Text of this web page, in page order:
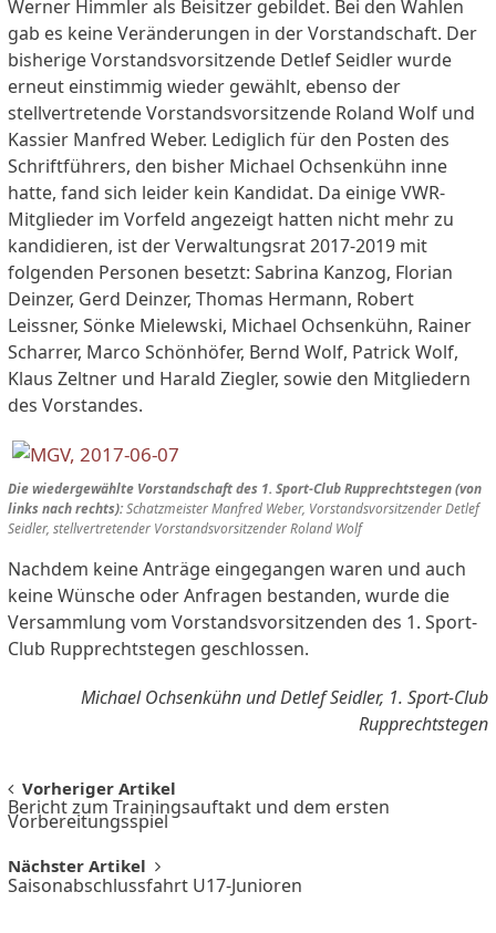
Werner Himmler als Beisitzer gebildet. Bei den Wahlen
gab es keine Veränderungen in der Vorstandschaft. Der
bisherige Vorstandsvorsitzende Detlef Seidler wurde
erneut einstimmig wieder gewählt, ebenso der
stellvertretende Vorstandsvorsitzende Roland Wolf und
Kassier Manfred Weber. Lediglich für den Posten des
Schriftführers, den bisher Michael Ochsenkühn inne
hatte, fand sich leider kein Kandidat. Da einige VWR-
Mitglieder im Vorfeld angezeigt hatten nicht mehr zu
kandidieren, ist der Verwaltungsrat 2017-2019 mit
folgenden Personen besetzt: Sabrina Kanzog, Florian
Deinzer, Gerd Deinzer, Thomas Hermann, Robert
Leissner, Sönke Mielewski, Michael Ochsenkühn, Rainer
Scharrer, Marco Schönhöfer, Bernd Wolf, Patrick Wolf,
Klaus Zeltner und Harald Ziegler, sowie den Mitgliedern
des Vorstandes.
Die wiedergewählte Vorstandschaft des 1. Sport-Club Rupprechtstegen (von
links nach rechts):Schatzmeister Manfred Weber, Vorstandsvorsitzender Detlef
Seidler, stellvertretender Vorstandsvorsitzender Roland Wolf
Nachdem keine Anträge eingegangen waren und auch
keine Wünsche oder Anfragen bestanden, wurde die
Versammlung vom Vorstandsvorsitzenden des 1. Sport-
Club Rupprechtstegen geschlossen.
Michael Ochsenkühn und Detlef Seidler, 1. Sport-Club
Rupprechtstegen
Post
navigation
Vorheriger Artikel
Bericht zum Trainingsauftakt und dem ersten
Vorbereitungsspiel
Nächster Artikel
Saisonabschlussfahrt U17-Junioren